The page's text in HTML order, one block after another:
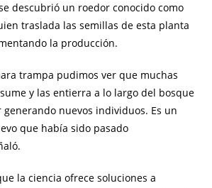
descubrió un roedor conocido como
traslada las semillas de esta planta
la producción.
trampa pudimos ver que muchas
y las entierra a lo largo del bosque
nuevos individuos. Es un
que había sido pasado
la ciencia ofrece soluciones a